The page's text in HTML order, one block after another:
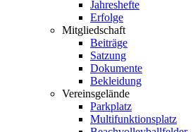
Jahreshefte
Erfolge
Mitgliedschaft
Beiträge
Satzung
Dokumente
Bekleidung
Vereinsgelände
Parkplatz
Multifunktionsplatz